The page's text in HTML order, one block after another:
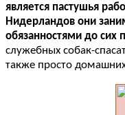
является пастушья
Нидерландов они
обязанностями до сих
служебных собак-
также просто